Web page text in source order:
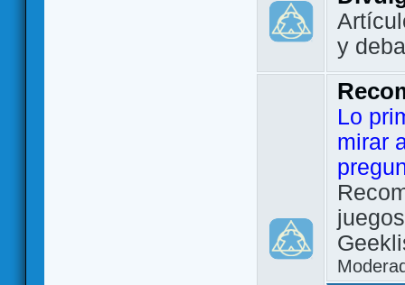
y
Lo
mirar